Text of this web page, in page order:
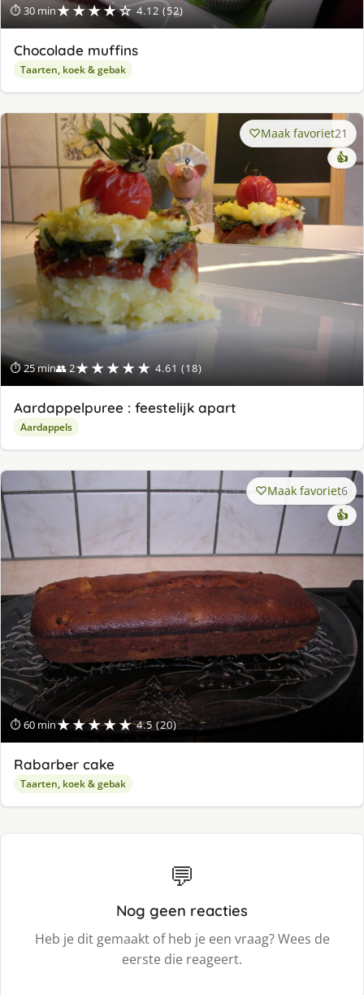
⏱ 30 min★★★★☆ 4.12 (52)
Chocolade muffins
Taarten, koek & gebak
⏱ 25 min👥 2★★★★★ 4.61 (18)
Maak favoriet21
👍
Aardappelpuree : feestelijk apart
Aardappels
⏱ 60 min★★★★★ 4.5 (20)
Maak favoriet6
👍
Rabarber cake
Taarten, koek & gebak
💬
Nog geen reacties
Heb je dit gemaakt of heb je een vraag? Wees de
eerste die reageert.